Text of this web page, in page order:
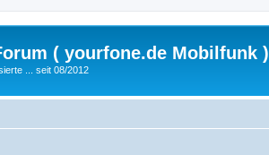
( yourfone.de Mobilfunk )
... seit 08/2012